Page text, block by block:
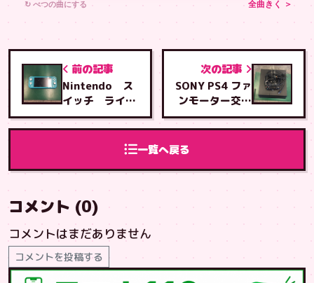
↻ べつの曲にする 全曲きく ＞
前の記事
Nintendo ス
イッチ ライ
ト サブ基板修
理
一覧へ戻る
次の記事
SONY PS4 ファ
ンモーター交換
修理、ヒートシ
ンク分解シリコ
ングリス塗りつ
コメント (0)
コメントはまだありません
コメントを投稿する